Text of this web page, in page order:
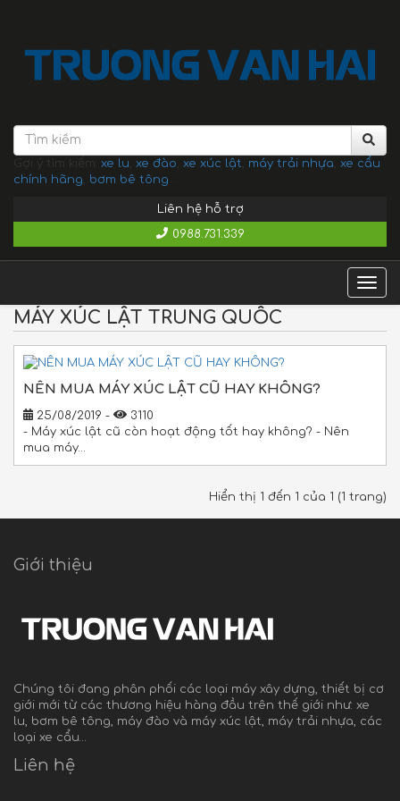
Gợi ý tìm kiếm: xe lu xe đào xe xúc lật máy trải nhựa xe cẩu
chính hãng
bơm bê tông
Liên hệ hỗ trợ
0988.731.339
MÁY XÚC LẬT TRUNG QUỐC
NÊN MUA MÁY XÚC LẬT CŨ HAY KHÔNG?
25/08/2019 -
3110
- Máy xúc lật cũ còn hoạt động tốt hay không? - Nên
mua máy…
Hiển thị 1 đến 1 của 1 (1 trang)
Giới thiệu
Chúng tôi đang phân phối các loại máy xây dựng, thiết bị cơ
giới mới từ các thương hiệu hàng đầu trên thế giới như: xe
lu, bơm bê tông, máy đào và máy xúc lật, máy trải nhựa, các
loại xe cẩu…
Liên hệ